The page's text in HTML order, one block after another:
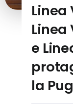
Linea
Linea
e
la